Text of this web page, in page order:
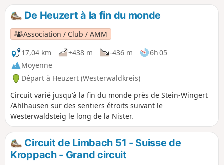
De Heuzert à la fin du monde
Association / Club / AMM
17,04 km
+438 m -436 m
6h 05
Moyenne
Départ à Heuzert (Westerwaldkreis)
Circuit varié jusqu'à la fin du monde près de Stein-Wingert
/Ahlhausen sur des sentiers étroits suivant le
Westerwaldsteig le long de la Nister.
Circuit de Limbach 51 - Suisse de
Kroppach - Grand circuit